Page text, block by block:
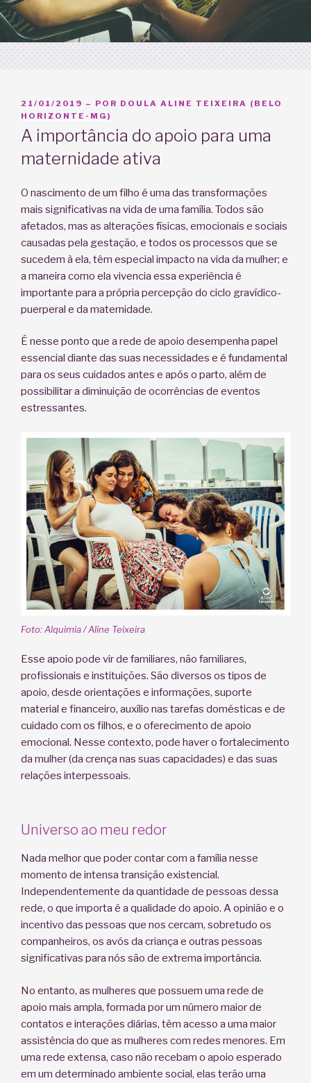
PUBLICADO
EM
21/01/2019 – POR DOULA ALINE TEIXEIRA (BELO
HORIZONTE-MG)
A importância do apoio para uma
maternidade ativa
O nascimento de um filho é uma das transformações
mais significativas na vida de uma família. Todos são
afetados, mas as alterações físicas, emocionais e sociais
causadas pela gestação, e todos os processos que se
sucedem à ela, têm especial impacto na vida da mulher; e
a maneira como ela vivencia essa experiência é
importante para a própria percepção do ciclo gravídico-
puerperal e da maternidade.
É nesse ponto que a rede de apoio desempenha papel
essencial diante das suas necessidades e é fundamental
para os seus cuidados antes e após o parto, além de
possibilitar a diminuição de ocorrências de eventos
estressantes.
Foto: Alquimia / Aline Teixeira
Esse apoio pode vir de familiares, não familiares,
profissionais e instituições. São diversos os tipos de
apoio, desde orientações e informações, suporte
material e financeiro, auxílio nas tarefas domésticas e de
cuidado com os filhos, e o oferecimento de apoio
emocional. Nesse contexto, pode haver o fortalecimento
da mulher (da crença nas suas capacidades) e das suas
relações interpessoais.
Universo ao meu redor
Nada melhor que poder contar com a família nesse
momento de intensa transição existencial.
Independentemente da quantidade de pessoas dessa
rede, o que importa é a qualidade do apoio. A opinião e o
incentivo das pessoas que nos cercam, sobretudo os
companheiros, os avós da criança e outras pessoas
significativas para nós são de extrema importância.
No entanto, as mulheres que possuem uma rede de
apoio mais ampla, formada por um número maior de
contatos e interações diárias, têm acesso a uma maior
assistência do que as mulheres com redes menores. Em
uma rede extensa, caso não recebam o apoio esperado
em um determinado ambiente social, elas terão uma